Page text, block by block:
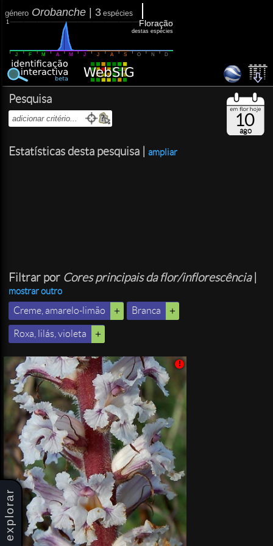
explorar
género Orobanche 3 espécies
1
J F M A M J J A S O N D
Floração
destas espécies
Pesquisa
Estatísticas desta pesquisa | ampliar
Filtrar por Cores principais da flor/inflorescência|
mostrar outro
Creme, amarelo-limão
Branca
Roxa, lilás, violeta
10
ago
!